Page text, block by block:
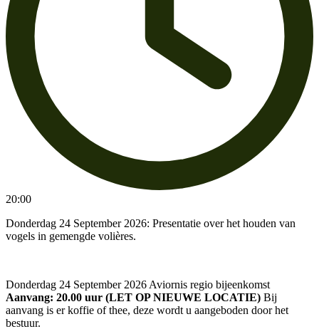
20:00
Donderdag 24 September 2026: Presentatie over het houden van
vogels in gemengde volières.
Donderdag 24 September 2026 Aviornis regio bijeenkomst
Aanvang: 20.00 uur (LET OP NIEUWE LOCATIE) Bij
aanvang is er koffie of thee, deze wordt u aangeboden door het
bestuur.